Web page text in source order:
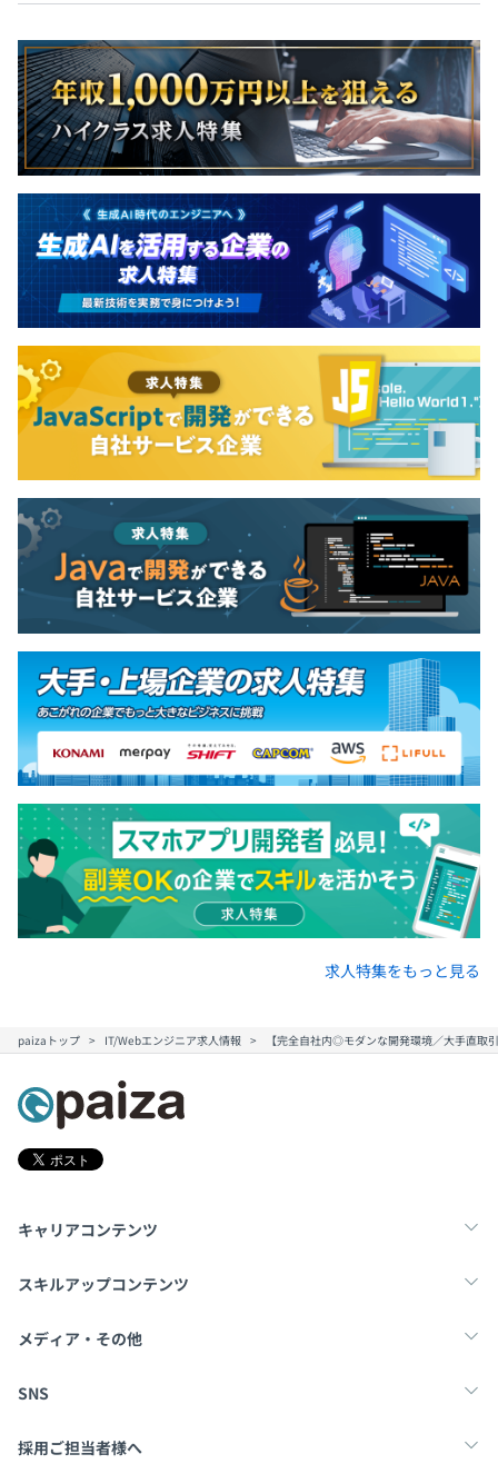
求人特集をもっと見る
paizaトップ IT/Webエンジニア求人情報 【完全自社内◎モダンな開発環境／大手直取
キャリアコンテンツ
転職・キャリア
スキルアップコンテンツ
学習
メディア・その他
Tech Team Journal
SNS
X
採用ご担当者様へ